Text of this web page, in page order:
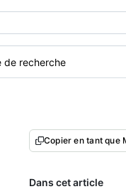
de recherche
Copier en tant que
Dans cet article